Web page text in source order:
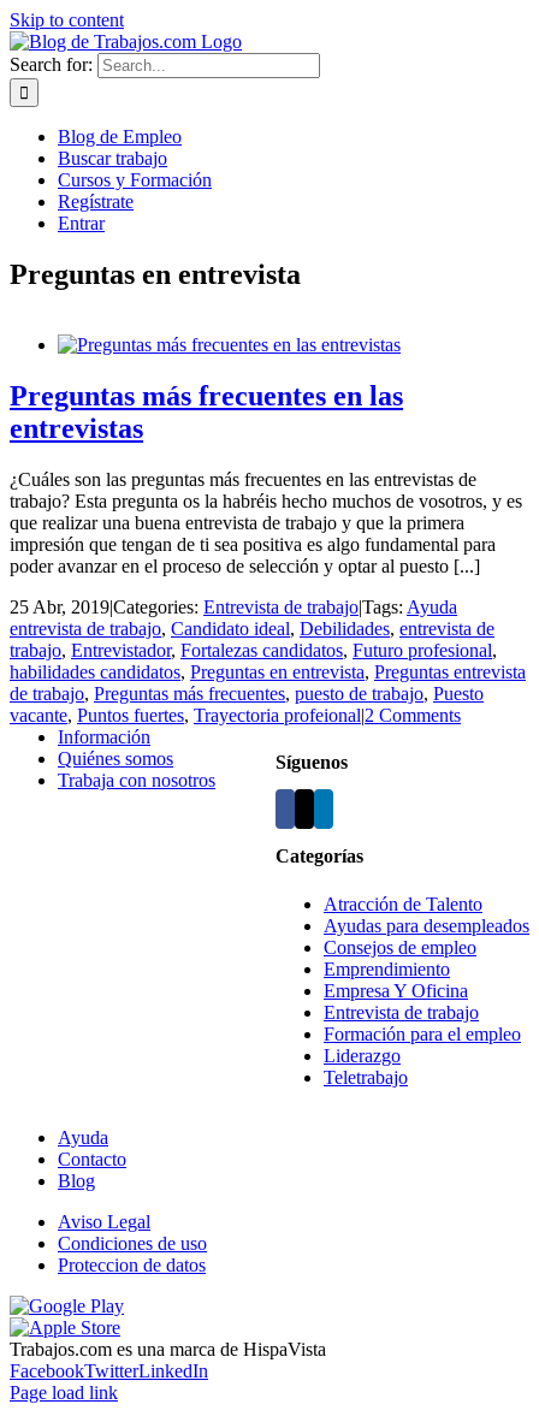
Skip to content
Search for:
Blog de Empleo
Buscar trabajo
Cursos y Formación
Regístrate
Entrar
Preguntas en entrevista
Preguntas más frecuentes en las
entrevistas
¿Cuáles son las preguntas más frecuentes en las entrevistas de
trabajo? Esta pregunta os la habréis hecho muchos de vosotros, y es
que realizar una buena entrevista de trabajo y que la primera
impresión que tengan de ti sea positiva es algo fundamental para
poder avanzar en el proceso de selección y optar al puesto [...]
25 Abr, 2019|Categories: Entrevista de trabajo|Tags: Ayuda
entrevista de trabajo, Candidato ideal, Debilidades, entrevista de
trabajo, Entrevistador, Fortalezas candidatos, Futuro profesional,
habilidades candidatos, Preguntas en entrevista, Preguntas entrevista
de trabajo, Preguntas más frecuentes, puesto de trabajo, Puesto
vacante, Puntos fuertes, Trayectoria profeional|2 Comments
Síguenos
Categorías
Atracción de Talento
Ayudas para desempleados
Consejos de empleo
Emprendimiento
Empresa Y Oficina
Entrevista de trabajo
Formación para el empleo
Liderazgo
Teletrabajo
Información
Quiénes somos
Trabaja con nosotros
Ayuda
Contacto
Blog
Aviso Legal
Condiciones de uso
Proteccion de datos
Trabajos.com es una marca de HispaVista
FacebookTwitterLinkedIn
Page load link